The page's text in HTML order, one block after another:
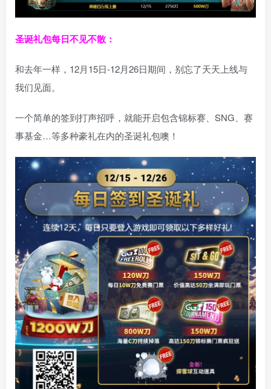
圣诞礼包每日不见不散：
和去年一样，12月15日-12月26日期间，别忘了天天上线与
我们见面。
一个简单的签到打声招呼，就能开启包含锦标赛、SNG、赛
事基金…等多种豪礼在内的圣诞礼包噢！